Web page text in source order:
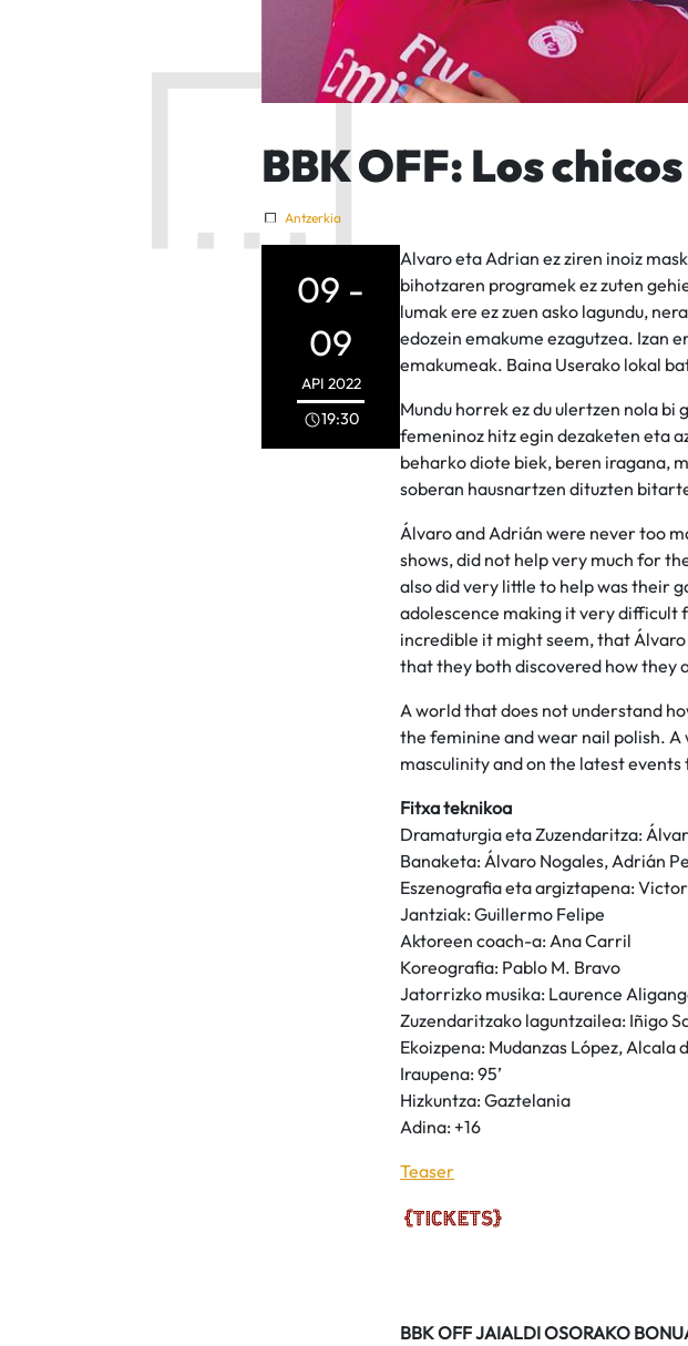
BBK OFF: Los
Antzerkia
09 -
09
API 2022
19:30
Alvaro eta Adrian ez ziren inoiz
bihotzaren programek ez zuten
lumak ere ez zuen asko lagundu,
edozein emakume ezagutzea. Izan
emakumeak. Baina Userako lokal
Mundu horrek ez du ulertzen nola
femeninoz hitz egin dezaketen eta
beharko diote biek, beren iragana,
soberan hausnartzen dituzten
Álvaro and Adrián were never too
shows, did not help very much for
also did very little to help was their
adolescence making it very difficult
incredible it might seem, that
that they both discovered how they
A world that does not understand
the feminine and wear nail polish.
masculinity and on the latest
Fitxa teknikoa
Dramaturgia eta Zuzendaritza:
Banaketa: Álvaro Nogales, Adrián
Eszenografia eta argiztapena:
Jantziak: Guillermo Felipe
Aktoreen coach-a: Ana Carril
Koreografia: Pablo M. Bravo
Jatorrizko musika: Laurence
Zuzendaritzako laguntzailea: Iñigo
Ekoizpena: Mudanzas López,
Iraupena: 95’
Hizkuntza: Gaztelania
Adina: +16
Teaser
BBK OFF JAIALDI OSORAKO